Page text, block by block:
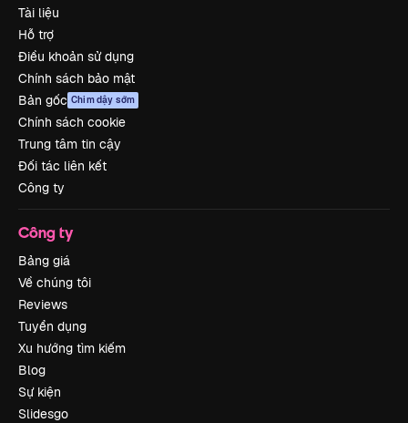
Tài liệu
Hỗ trợ
Điều khoản sử dụng
Chính sách bảo mật
Bản gốc Chim dậy sớm
Chính sách cookie
Trung tâm tin cậy
Đối tác liên kết
Công ty
Công ty
Bảng giá
Về chúng tôi
Reviews
Tuyển dụng
Xu hướng tìm kiếm
Blog
Sự kiện
Slidesgo